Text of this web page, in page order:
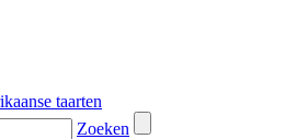
taarten
Zoeken